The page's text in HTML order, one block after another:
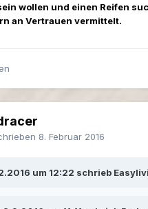
wollen und einen Reifen
an Vertrauen vermittelt.
8. Februar 2016
um 12:22 schrieb